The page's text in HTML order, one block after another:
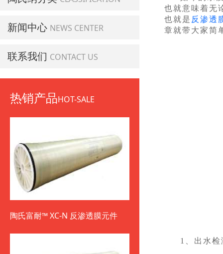
新闻中心 NEWS CENTER
联系我们 CONTACT US
热销产品HOT-SALE
陶氏富耐™ XC-N 反渗透膜元件
也就意味着无
也就是 反渗透
章就带大家简
1、出水